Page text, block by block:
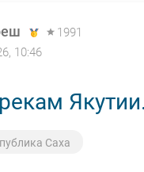
1991
10:46
Саха